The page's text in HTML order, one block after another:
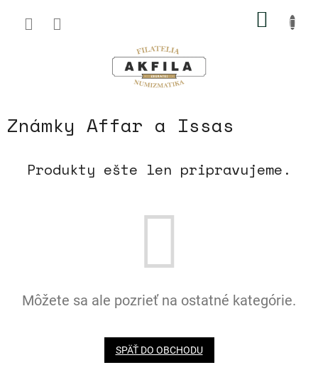
obsah
Známky Affar a Issas
Produkty ešte len pripravujeme.
Môžete sa ale pozrieť na ostatné kategórie.
SPÄŤ DO OBCHODU